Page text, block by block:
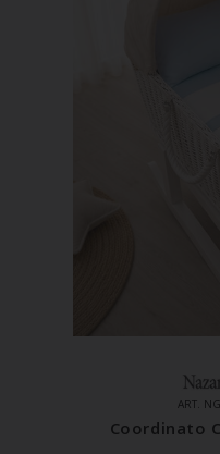
ART.
Coordinato